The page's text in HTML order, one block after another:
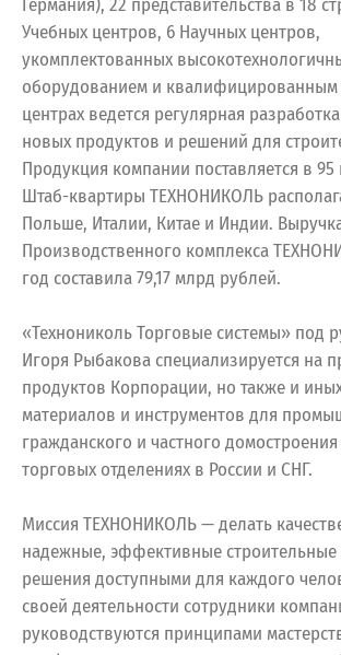
Германия), 22 представительства в 18
Учебных центров, 6 Научных центров,
укомплектованных
оборудованием и квалифицированным
центрах ведется регулярная
новых продуктов и решений для
Продукция компании поставляется в 95
Штаб-квартиры ТЕХНОНИКОЛЬ
Польше, Италии, Китае и Индии.
Производственного комплекса
год составила 79,17 млрд рублей.
«Технониколь Торговые системы» под
Игоря Рыбакова специализируется на
продуктов Корпорации, но также и
материалов и инструментов для
гражданского и частного
торговых отделениях в России и СНГ.
Миссия ТЕХНОНИКОЛЬ — делать
надежные, эффективные
решения доступными для каждого
своей деятельности сотрудники
руководствуются принципами